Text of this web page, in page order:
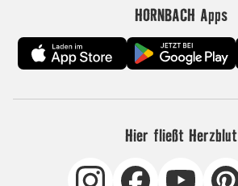
HORNBACH Apps
Hier fließt Herzblut